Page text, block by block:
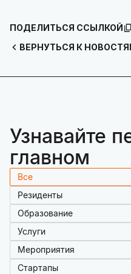
ВЕРНУТЬСЯ К
ПОДЕЛИТЬСЯ ССЫЛКОЙ
Узнавайте
главном
Все
Резиденты
Образование
Услуги
Мероприятия
Стартапы